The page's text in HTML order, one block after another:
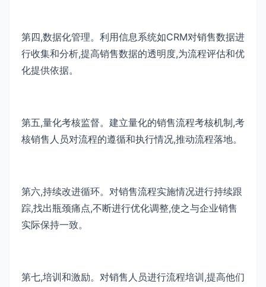
第四,数据化管理。利用信息系统如CRM对销售数据进
行收集和分析,提高销售数据的透明度,为流程评估和优
化提供依据。
第五,量化考核监督。建立量化的销售流程考核机制,考
核销售人员对流程的遵循和执行情况,推动流程落地。
第六,持续改进循环。对销售流程实施情况进行持续跟
踪,找出瓶颈痛点,不断进行优化调整,使之与企业销售
实际保持一致。
第七,培训和激励。对销售人员进行流程培训,提高他们